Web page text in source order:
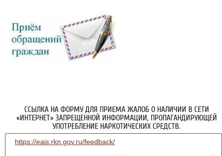
ССЫЛКА НА ФОРМУ ДЛЯ ПРИЕМА ЖАЛОБ О НАЛИЧИИ В СЕТИ
«ИНТЕРНЕТ» ЗАПРЕЩЕННОЙ ИНФОРМАЦИИ, ПРОПАГАНДИРУЮЩЕЙ
УПОТРЕБЛЕНИЕ НАРКОТИЧЕСКИХ СРЕДСТВ.
https://eais.rkn.gov.ru/feedback/